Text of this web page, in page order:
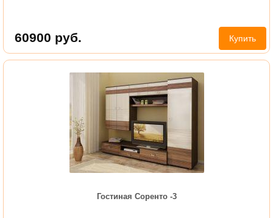
60900 руб. Купить
Гостиная Соренто -3